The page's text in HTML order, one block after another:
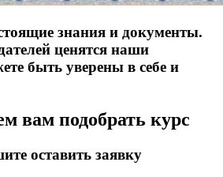
знания и документы.
ценятся наши
быть уверены в себе и
вам подобрать курс
оставить заявку